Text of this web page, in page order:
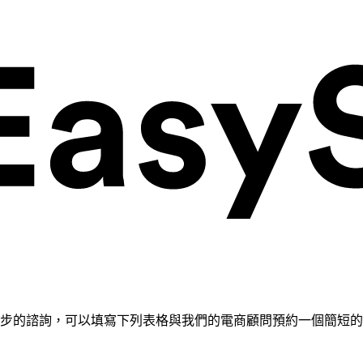
的諮詢，可以填寫下列表格與我們的電商顧問預約一個簡短